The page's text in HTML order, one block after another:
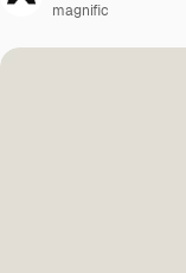
magnific